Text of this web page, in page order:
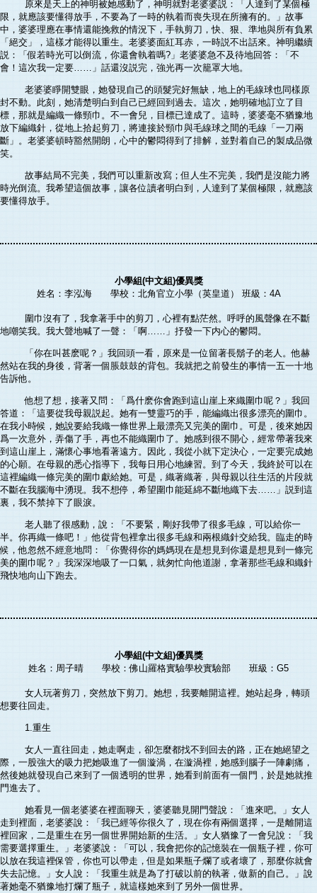
原來是天上的神明被她感動了，神明就對老婆婆説：「人達到了某個極
限，就應該要懂得放手，不要為了一時的執着而喪失現在所擁有的。」故事
中，婆婆理應在事情還能挽救的情況下，手執剪刀，快、狠、準地與所有負累
「絕交」，這樣才能得以重生。老婆婆面紅耳赤，一時説不出話來。神明繼續
説：「假若時光可以倒流，你還會執着嗎?」老婆婆急不及待地回答：「不
會！這次我一定要……」話還沒説完，強光再一次籠罩大地。
老婆婆睜開雙眼，她發現自己的頭髮完好無缺，地上的毛線球也同樣原
封不動。此刻，她清楚明白到自己已經回到過去。這次，她明確地訂立了目
標，那就是編織一條頸巾。不一會兒，目標已達成了。這時，婆婆毫不猶豫地
放下編織針，從地上拾起剪刀，將連接於頸巾與毛線球之間的毛線「一刀兩
斷」。老婆婆頓時豁然開朗，心中的鬱悶得到了排解，並對着自己的製成品微
笑。
故事結局不完美，我們可以重新改寫；但人生不完美，我們是沒能力將
時光倒流。我希望這個故事，讓各位讀者明白到，人達到了某個極限，就應該
要懂得放手。
小學組(中文組)優異獎
姓名：李泓海 學校：北角官立小學（英皇道） 班級：4A
圍巾沒有了，我拿著手中的剪刀，心裡有點茫然。呼呼的風聲像在不斷
地嘲笑我。我大聲地喊了一聲：「啊……」抒發一下内心的鬱悶。
「你在叫甚麽呢？」我回頭一看，原來是一位留著長鬍子的老人。他赫
然站在我的身後，背著一個脹鼓鼓的背包。我就把之前發生的事情一五一十地
告訴他。
他想了想，接著又問：「爲什麽你會跑到這山崖上來織圍巾呢？」我回
答道：「這要從我母親説起。她有一雙靈巧的手，能編織出很多漂亮的圍巾。
在我小時候，她說要給我織一條世界上最漂亮又完美的圍巾。可是，後來她因
爲一次意外，弄傷了手，再也不能織圍巾了。她感到很不開心，經常帶著我來
到這山崖上，滿懷心事地看著遠方。因此，我從小就下定決心，一定要完成她
的心願。在母親的悉心指導下，我每日用心地練習。到了今天，我終於可以在
這裡編織一條完美的圍巾獻給她。可是，織著織著，與母親以往生活的片段就
不斷在我腦海中湧現。我不想停，希望圍巾能延綿不斷地織下去……」説到這
裏，我不禁掉下了眼淚。
老人聽了很感動，說：「不要緊，剛好我帶了很多毛線，可以給你一
半。你再織一條吧！」他從背包裡拿出很多毛線和兩根織針交給我。臨走的時
候，他忽然不經意地問：「你覺得你的媽媽現在是想見到你還是想見到一條完
美的圍巾呢？」我深深地吸了一口氣，就匆忙向他道謝，拿著那些毛線和織針
飛快地向山下跑去。
小學組(中文組)優異獎
姓名：周子晴 學校：佛山羅格實驗學校實驗部 班級：G5
女人玩著剪刀，突然放下剪刀。她想，我要離開這裡。她站起身，轉頭
想要往回走。
1.重生
女人一直往回走，她走啊走，卻怎麼都找不到回去的路，正在她絕望之
際，一股強大的吸力把她吸進了一個漩渦，在漩渦裡，她感到腦子一陣劇痛，
然後她就發現自己來到了一個透明的世界，她看到前面有一個門，於是她就推
門進去了。
她看見一個老婆婆在裡面聊天，婆婆聽見開門聲說：「進來吧。」女人
走到裡面，老婆婆說：「我已經等你很久了，現在你有兩個選擇，一是離開這
裡回家，二是重生在另一個世界開始新的生活。」女人猶豫了一會兒說：「我
需要選擇重生。」老婆婆說：「可以，我會把你的記憶裝在一個瓶子裡，你可
以放在我這裡保管，你也可以帶走，但是如果瓶子爛了或者壞了，那麼你就會
失去記憶。」女人說：「我重生就是為了打破以前的執著，做新的自己。」說
著她毫不猶豫地打爛了瓶子，就這樣她來到了另外一個世界。